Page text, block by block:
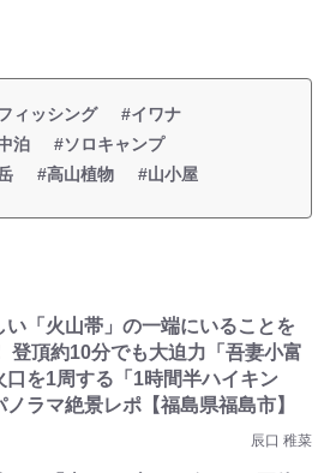
ィッシング
#イワナ
泊
#ソロキャンプ
#高山植物 #山小屋
い「火山帯」の一端にいることを
登頂約10分でも大迫力「吾妻小富
口を1周する「1時間半ハイキン
ノラマ絶景レポ【福島県福島市】
辰口 稚菜